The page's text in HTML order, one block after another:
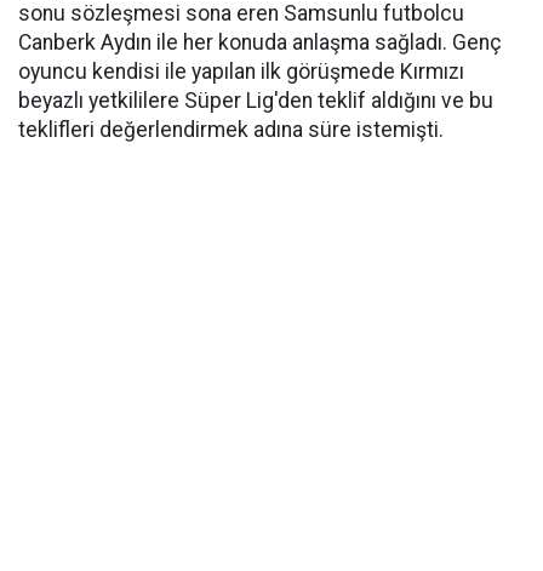
sonu sözleşmesi sona eren Samsunlu futbolcu
Canberk Aydın ile her konuda anlaşma sağladı. Genç
oyuncu kendisi ile yapılan ilk görüşmede Kırmızı
beyazlı yetkililere Süper Lig'den teklif aldığını ve bu
teklifleri değerlendirmek adına süre istemişti.